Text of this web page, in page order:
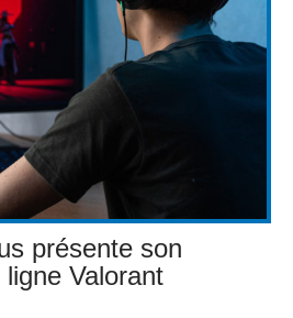
présente son
Valorant